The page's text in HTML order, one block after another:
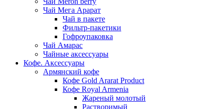
Чай Мега Арарат
Чай в пакете
Фильтр-пакетики
Гофроупаковка
Чай Амарас
Чайные аксессуары
Кофе. Аксессуары
Армянский кофе
Кофе Gold Ararat Product
Кофе Royal Armenia
Жареный молотый
Растворимый